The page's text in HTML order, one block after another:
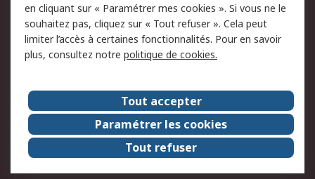
de vente
corruption
Campagnes marketing
A propos de RS
A propos de RS France
Evénements
Le groupe RS Group Plc
Presse
RS dans le monde
Démarche RSE
RS Particuliers
en cliquant sur « Paramétrer mes cookies ». Si vous ne le
souhaitez pas, cliquez sur « Tout refuser ». Cela peut
limiter l’accès à certaines fonctionnalités. Pour en savoir
plus, consultez notre politique de cookies.
Tout accepter
Paramétrer les cookies
Tout refuser